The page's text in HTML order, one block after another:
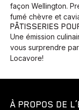
façon Wellington.
fumé chèvre et
PÂTISSERIES
Une émission
vous surprendre
Locavore!
À PROPOS DE